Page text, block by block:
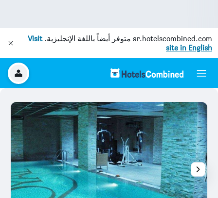
ar.hotelscombined.com متوفر أيضاً باللغة الإنجليزية.Visit
site in English